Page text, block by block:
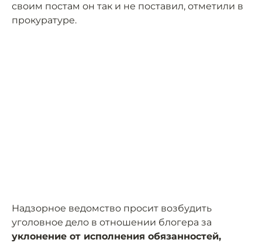
своим постам он так и не поставил, отметили в
прокуратуре.
Надзорное ведомство просит возбудить
уголовное дело в отношении блогера за
уклонение от исполнения обязанностей,